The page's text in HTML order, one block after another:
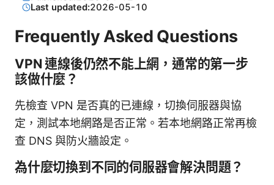
Last updated:2026-05-10
Frequently Asked Questions
VPN 連線後仍然不能上網，通常的第一步
該做什麼？
先檢查 VPN 是否真的已連線，切換伺服器與協
定，測試本地網路是否正常。若本地網路正常再檢
查 DNS 與防火牆設定。
為什麼切換到不同的伺服器會解決問題？